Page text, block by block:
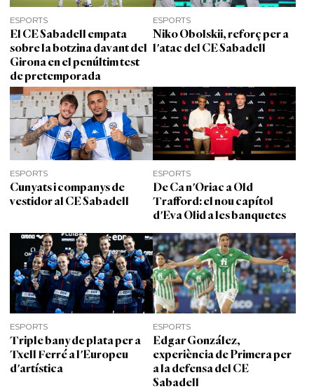
ESPORTS
El CE Sabadell empata
sobre la botzina davant del
Girona en el penúltim test
de pretemporada
ESPORTS
Niko Obolskii, reforç per a
l'atac del CE Sabadell
ESPORTS
Cunyats i companys de
vestidor al CE Sabadell
ESPORTS
De Ca n'Oriac a Old
Trafford: el nou capítol
d'Eva Olid a les banquetes
ESPORTS
Triple bany de plata per a
Txell Ferré a l'Europeu
d'artística
ESPORTS
Edgar González,
experiència de Primera per
a la defensa del CE
Sabadell